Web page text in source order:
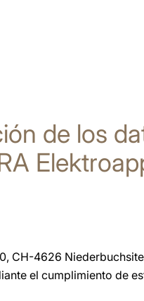
de los
CH-4626
el cumplimiento de